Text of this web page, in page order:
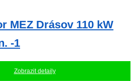
MEZ Drásov 110 kW
-1
Zobrazit detaily